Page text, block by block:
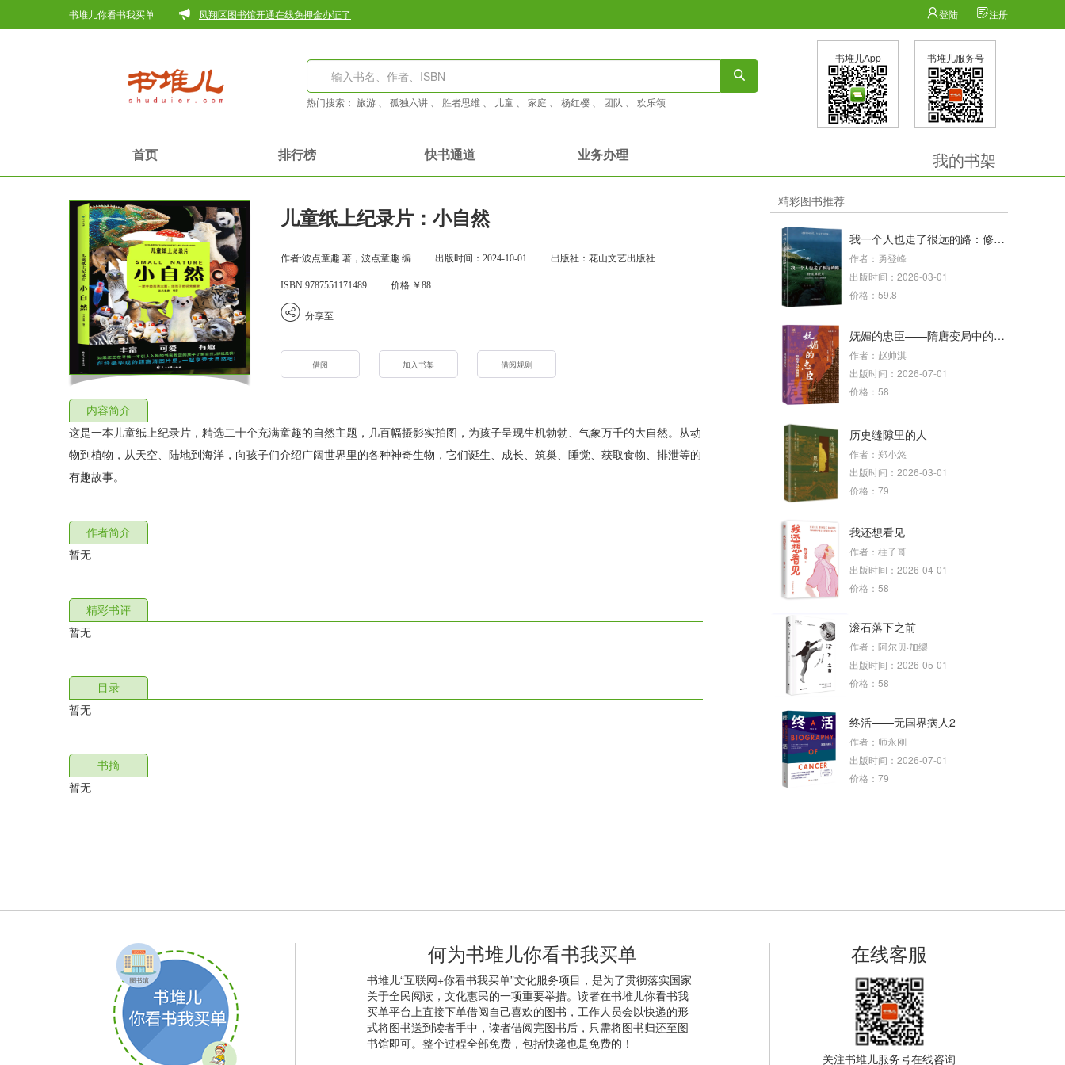
书堆儿你看书我买单 凤翔区图书馆开通在线免押金办证了 登陆 注册
热门搜索： 旅游 孤独六讲 胜者思维 儿童 家庭 杨红樱 团队 欢乐颂
书堆儿服务号
书堆儿App
首页 排行榜 快书通道 业务办理 我的书架
儿童纸上纪录片：小自然
作者:波点童趣 著，波点童趣 编 出版时间：2024-10-01 出版社：花山文艺出版社
ISBN:9787551171489 价格:￥88
分享至
借阅 加入书架 借阅规则
内容简介
这是一本儿童纸上纪录片，精选二十个充满童趣的自然主题，几百幅摄影实拍图，为孩子呈现生机勃勃、气象万千的大自然。从动
物到植物，从天空、陆地到海洋，向孩子们介绍广阔世界里的各种神奇生物，它们诞生、成长、筑巢、睡觉、获取食物、排泄等的
有趣故事。
作者简介
暂无
精彩书评
暂无
目录
暂无
书摘
暂无
精彩图书推荐
我一个人也走了很远的路：修炼屏蔽力
作者：勇登峰
出版时间：2026-03-01
价格：59.8
妩媚的忠臣——隋唐变局中的魏徵
作者：赵帅淇
出版时间：2026-07-01
价格：58
历史缝隙里的人
作者：郑小悠
出版时间：2026-03-01
价格：79
我还想看见
作者：柱子哥
出版时间：2026-04-01
价格：58
滚石落下之前
作者：阿尔贝·加缪
出版时间：2026-05-01
价格：58
终活——无国界病人2
作者：师永刚
出版时间：2026-07-01
价格：79
何为书堆儿你看书我买单
书堆儿“互联网+你看书我买单”文化服务项目，是为了贯彻落实国家
关于全民阅读，文化惠民的一项重要举措。读者在书堆儿你看书我
买单平台上直接下单借阅自己喜欢的图书，工作人员会以快递的形
式将图书送到读者手中，读者借阅完图书后，只需将图书归还至图
书馆即可。整个过程全部免费，包括快递也是免费的！
在线客服
关注书堆儿服务号在线咨询